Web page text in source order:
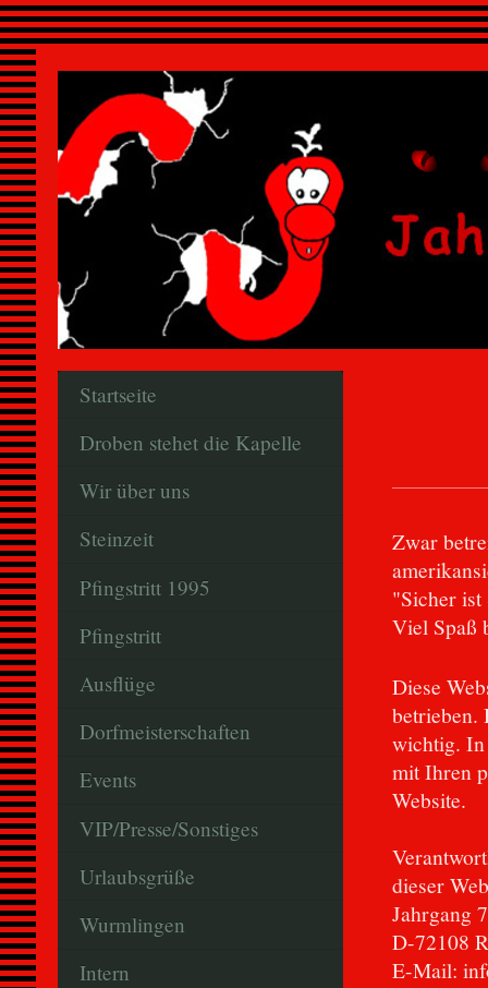
Zwar
"Sicher
Viel Spaß
Diese
betrieben.
wichtig. In
mit Ihren
Website.
dieser
Jahrgang
D-72108
E-Mail:
Startseite
Droben stehet die Kapelle
Wir über uns
Steinzeit
Pfingstritt 1995
Pfingstritt
Ausflüge
Dorfmeisterschaften
Events
VIP/Presse/Sonstiges
Urlaubsgrüße
Wurmlingen
Intern